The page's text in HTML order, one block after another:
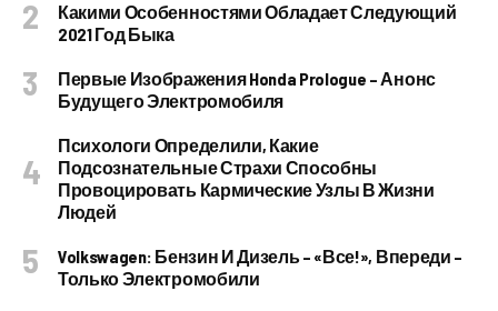
Какими Особенностями Обладает Следующий
2021 Год Быка
Первые Изображения Honda Prologue – Анонс
Будущего Электромобиля
Психологи Определили, Какие
Подсознательные Страхи Способны
Провоцировать Кармические Узлы В Жизни
Людей
Volkswagen: Бензин И Дизель – «все!», Впереди –
Только Электромобили